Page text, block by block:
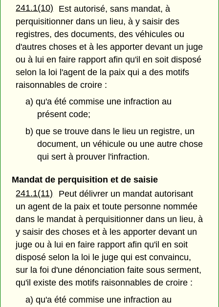
241.1(10)
Est autorisé, sans mandat, à
perquisitionner dans un lieu, à y saisir des
registres, des documents, des véhicules ou
d'autres choses et à les apporter devant un juge
ou à lui en faire rapport afin qu'il en soit disposé
selon la loi l'agent de la paix qui a des motifs
raisonnables de croire :
a) qu'a été commise une infraction au
présent code;
b) que se trouve dans le lieu un registre, un
document, un véhicule ou une autre chose
qui sert à prouver l'infraction.
Mandat de perquisition et de saisie
241.1(11)
Peut délivrer un mandat autorisant
un agent de la paix et toute personne nommée
dans le mandat à perquisitionner dans un lieu, à
y saisir des choses et à les apporter devant un
juge ou à lui en faire rapport afin qu'il en soit
disposé selon la loi le juge qui est convaincu,
sur la foi d'une dénonciation faite sous serment,
qu'il existe des motifs raisonnables de croire :
a) qu'a été commise une infraction au